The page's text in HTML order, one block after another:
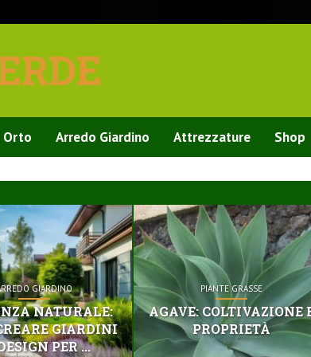
Orto Arredo Giardino Attrezzature Shop
GIARDINO
NATURALE:
GIARDINI
PER ...
PIANTE GRASSE
AGAVE: COLTIVAZIONE
PROPRIETÀ